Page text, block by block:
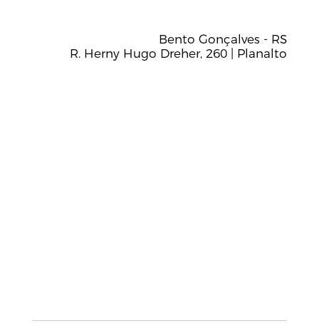
Bento Gonçalves - RS
R. Herny Hugo Dreher, 260 | Planalto